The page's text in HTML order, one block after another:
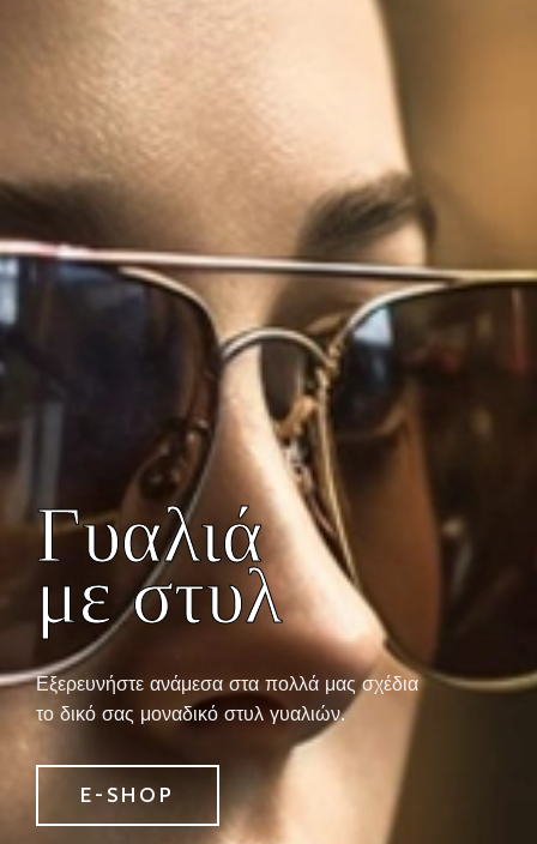
Γυαλιά
με στυλ
Εξερευνήστε ανάμεσα στα πολλά μας σχέδια
το δικό σας μοναδικό στυλ γυαλιών.
E-SHOP